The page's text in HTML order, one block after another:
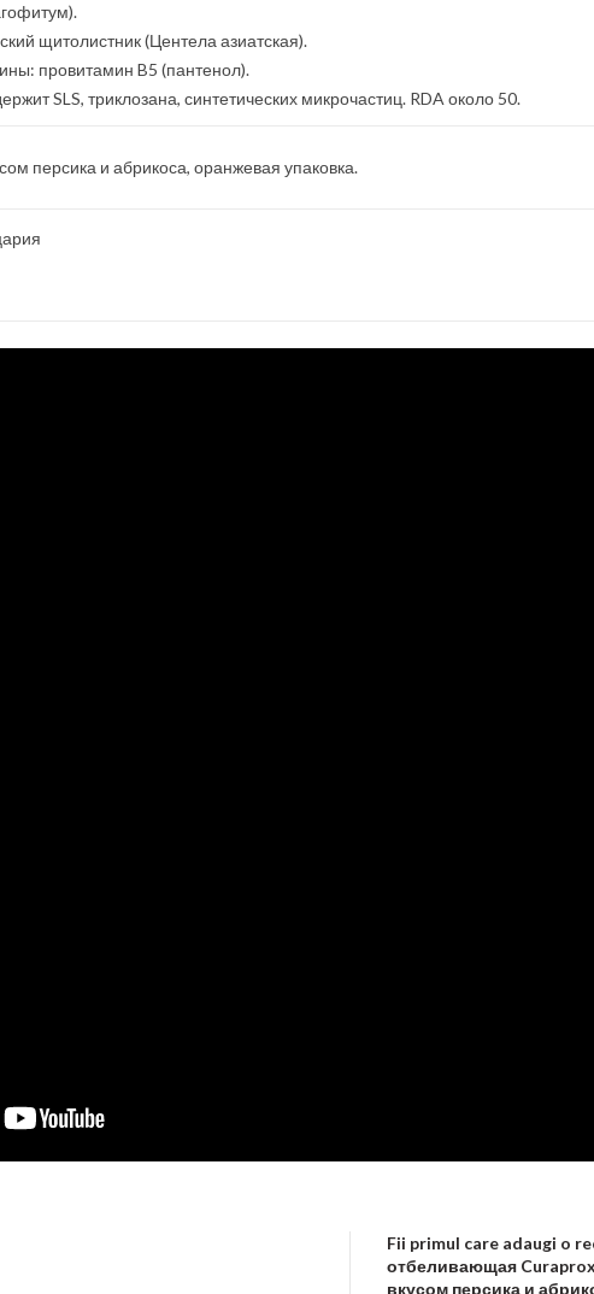
щитолистник (Центела азиатская).
провитамин B5 (пантенол).
SLS, триклозана, синтетических микрочастиц. RDA около 50.
персика и абрикоса, оранжевая упаковка.
Fii primul care adaugi o
отбеливающая Curaprox
вкусом персика и